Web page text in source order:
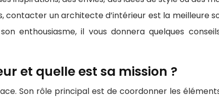
contacter un architecte d’intérieur est la meilleure
enthousiasme, il vous donnera quelques
et quelle est sa mission ?
Son rôle principal est de coordonner les